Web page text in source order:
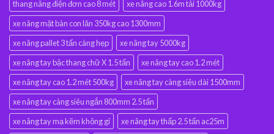
thang nâng điện đơn cao 8 mét
xe nâng cao 1.6m tải 1000kg
xe nâng mặt bàn con lăn 350kg cao 1300mm
xe nâng pallet 3 tấn càng hẹp
xe nâng tay 5000kg
xe nâng tay bậc thang chữ X 1.5 tấn
xe nâng tay cao 1.2 mét
xe nâng tay cao 1.2 mét 500kg
xe nâng tay càng siêu dài 1500mm
xe nâng tay càng siêu ngắn 800mm 2.5 tấn
xe nâng tay mạ kẽm không gỉ
xe nâng tay thấp 2.5 tấn ac25m